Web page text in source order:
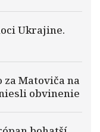
Ukrajine.
za Matoviča na
obvinenie